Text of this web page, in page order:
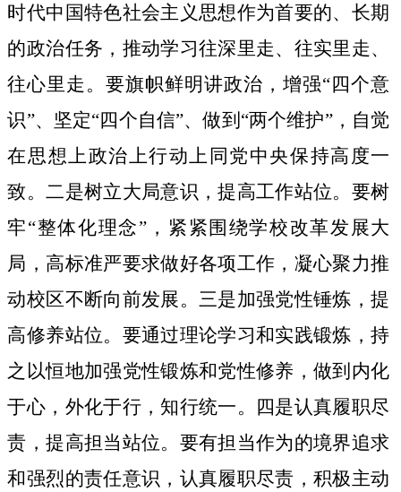
时代中国特色社会主义思想作为首要的、长期
的政治任务，推动学习往深里走、往实里走、
往心里走。要旗帜鲜明讲政治，增强“四个意
识”、坚定“四个自信”、做到“两个维护”，自觉
在思想上政治上行动上同党中央保持高度一
致。二是树立大局意识，提高工作站位。要树
牢“整体化理念”，紧紧围绕学校改革发展大
局，高标准严要求做好各项工作，凝心聚力推
动校区不断向前发展。三是加强党性锤炼，提
高修养站位。要通过理论学习和实践锻炼，持
之以恒地加强党性锻炼和党性修养，做到内化
于心，外化于行，知行统一。四是认真履职尽
责，提高担当站位。要有担当作为的境界追求
和强烈的责任意识，认真履职尽责，积极主动